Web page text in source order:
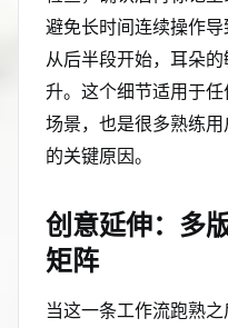
避免长时间连续操作
从后半段开始，耳朵
升。这个细节适用于
场景，也是很多熟练
的关键原因。
创意延伸：多
矩阵
当这一条工作流跑熟